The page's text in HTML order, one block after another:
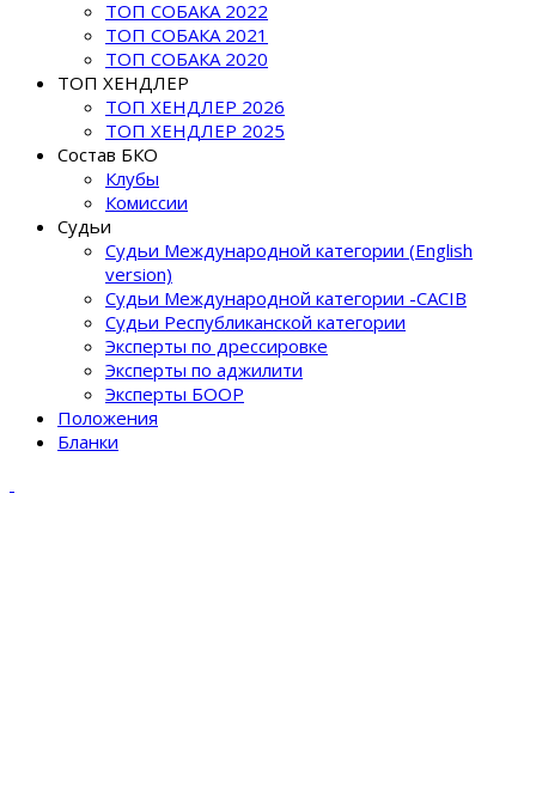
ТОП СОБАКА 2022
ТОП СОБАКА 2021
ТОП СОБАКА 2020
ТОП ХЕНДЛЕР
ТОП ХЕНДЛЕР 2026
ТОП ХЕНДЛЕР 2025
Состав БКО
Клубы
Комиссии
Судьи
Судьи Международной категории (English
version)
Судьи Международной категории -CACIB
Судьи Республиканской категории
Эксперты по дрессировке
Эксперты по аджилити
Эксперты БООР
Положения
Бланки